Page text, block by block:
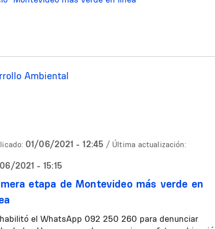
Ambiental
01/06/2021 - 12:45 / Última actualización:
2021 - 15:15
etapa de Montevideo más verde en
el WhatsApp 092 250 260 para denunciar